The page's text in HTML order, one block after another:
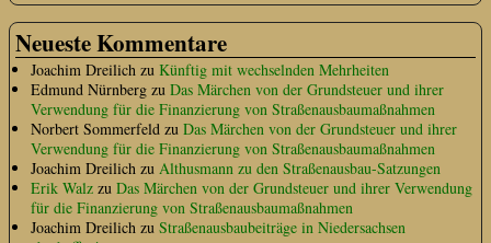
Neueste Kommentare
Joachim Dreilich zu Künftig mit wechselnden Mehrheiten
Edmund Nürnberg zu Das Märchen von der Grundsteuer und ihrer
Verwendung für die Finanzierung von Straßenausbaumaßnahmen
Norbert Sommerfeld zu Das Märchen von der Grundsteuer und ihrer
Verwendung für die Finanzierung von Straßenausbaumaßnahmen
Joachim Dreilich zu Althusmann zu den Straßenausbau-Satzungen
Erik Walz zu Das Märchen von der Grundsteuer und ihrer Verwendung
für die Finanzierung von Straßenausbaumaßnahmen
Joachim Dreilich zu Straßenausbaubeiträge in Niedersachsen